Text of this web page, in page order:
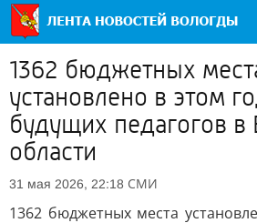
1362 бюджетных
установлено в этом
будущих педагогов в
области
31 мая 2026, 22:18 СМИ
1362 бюджетных места